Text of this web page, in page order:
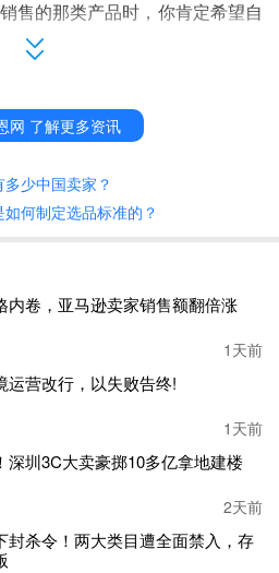
售的那类产品时，你肯定希望自
面的顶端，关键词的重要性就在
键词似乎挺简单，但想要达到目
究，要了解怎样使用关键词能达
有效，就要使用你选择的分析工
词就能出现在搜索引擎页面的顶
网 了解更多资讯
少中国卖家？
何制定选品标准的？
内卷，亚马逊卖家销售额翻倍涨
1天前
运营改行，以失败告终!
1天前
深圳3C大卖豪掷10多亿拿地建楼
2天前
封杀令！两大类目遭全面禁入，存